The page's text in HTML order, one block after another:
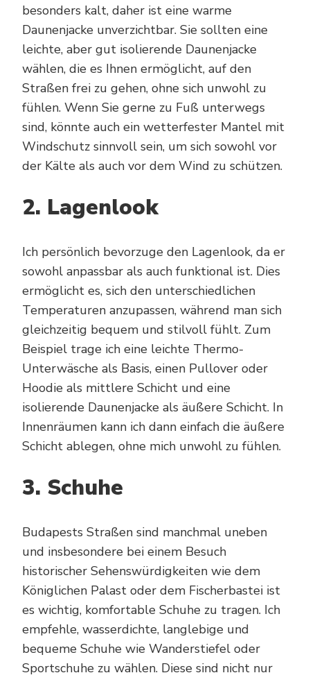
besonders kalt, daher ist eine warme
Daunenjacke unverzichtbar. Sie sollten eine
leichte, aber gut isolierende Daunenjacke
wählen, die es Ihnen ermöglicht, auf den
Straßen frei zu gehen, ohne sich unwohl zu
fühlen. Wenn Sie gerne zu Fuß unterwegs
sind, könnte auch ein wetterfester Mantel mit
Windschutz sinnvoll sein, um sich sowohl vor
der Kälte als auch vor dem Wind zu schützen.
2. Lagenlook
Ich persönlich bevorzuge den Lagenlook, da er
sowohl anpassbar als auch funktional ist. Dies
ermöglicht es, sich den unterschiedlichen
Temperaturen anzupassen, während man sich
gleichzeitig bequem und stilvoll fühlt. Zum
Beispiel trage ich eine leichte Thermo-
Unterwäsche als Basis, einen Pullover oder
Hoodie als mittlere Schicht und eine
isolierende Daunenjacke als äußere Schicht. In
Innenräumen kann ich dann einfach die äußere
Schicht ablegen, ohne mich unwohl zu fühlen.
3. Schuhe
Budapests Straßen sind manchmal uneben
und insbesondere bei einem Besuch
historischer Sehenswürdigkeiten wie dem
Königlichen Palast oder dem Fischerbastei ist
es wichtig, komfortable Schuhe zu tragen. Ich
empfehle, wasserdichte, langlebige und
bequeme Schuhe wie Wanderstiefel oder
Sportschuhe zu wählen. Diese sind nicht nur